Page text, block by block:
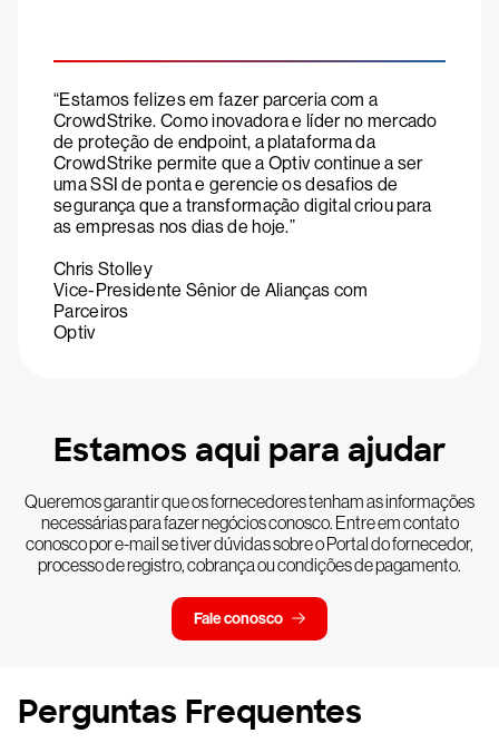
“Estamos felizes em fazer parceria com a
CrowdStrike. Como inovadora e líder no mercado
de proteção de endpoint, a plataforma da
CrowdStrike permite que a Optiv continue a ser
uma SSI de ponta e gerencie os desafios de
segurança que a transformação digital criou para
as empresas nos dias de hoje.”
Chris Stolley
Vice-Presidente Sênior de Alianças com
Parceiros
Optiv
Estamos aqui para ajudar
Queremos garantir que os fornecedores tenham as informações
necessárias para fazer negócios conosco. Entre em contato
conosco por e-mail se tiver dúvidas sobre o Portal do fornecedor,
processo de registro, cobrança ou condições de pagamento.
Fale conosco
Perguntas Frequentes